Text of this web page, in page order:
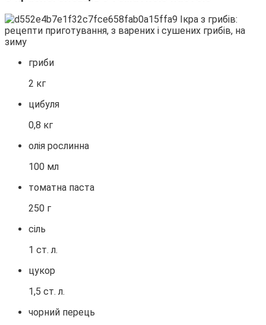
гриби
2 кг
цибуля
0,8 кг
олія рослинна
100 мл
томатна паста
250 г
сіль
1 ст. л.
цукор
1,5 ст. л.
чорний перець